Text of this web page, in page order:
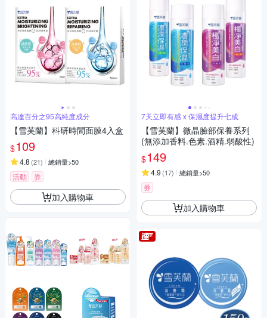
高達百分之95高純度成分
【雪芙蘭】科研時間面膜4入盒
$109
4.8 (21) 總銷量>50
活動 券
加入購物車
7天立即有感 x 保濕度提升七成
【雪芙蘭】微晶臉部保養系列
(無添加香料.色素.酒精.弱酸性)
$149
4.9 (17) 總銷量>50
券
加入購物車